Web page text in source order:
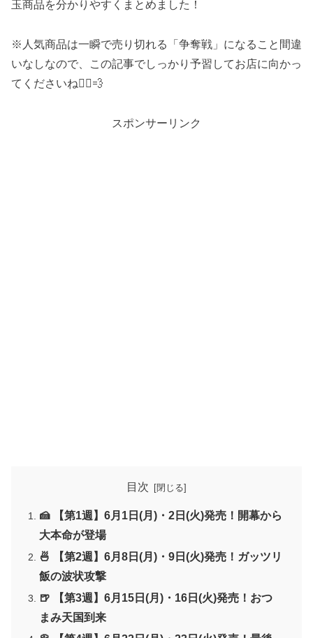
玉商品を分かりやすくまとめました！
※人気商品は一瞬で売り切れる「争奪戦」になること間違
いなしなので、この記事でしっかり予習してお店に向かっ
てくださいね🏃‍♂️💨
スポンサーリンク
目次
🍰 【第1週】6月1日(月)・2日(火)発売！開幕から
大本命が登場
🍜 【第2週】6月8日(月)・9日(火)発売！ガッツリ
飯の波状攻撃
🍺 【第3週】6月15日(月)・16日(火)発売！おつ
まみ天国到来